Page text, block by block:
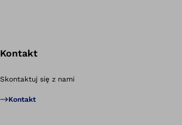
Kontakt
Skontaktuj się z nami
Kontakt